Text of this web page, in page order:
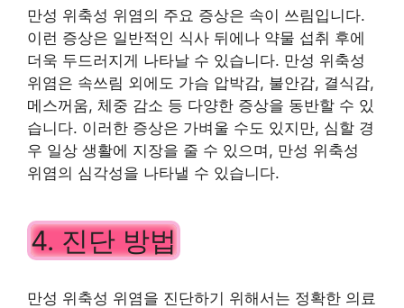
만성 위축성 위염의 주요 증상은 속이 쓰림입니다.
이런 증상은 일반적인 식사 뒤에나 약물 섭취 후에
더욱 두드러지게 나타날 수 있습니다. 만성 위축성
위염은 속쓰림 외에도 가슴 압박감, 불안감, 결식감,
메스꺼움, 체중 감소 등 다양한 증상을 동반할 수 있
습니다. 이러한 증상은 가벼울 수도 있지만, 심할 경
우 일상 생활에 지장을 줄 수 있으며, 만성 위축성
위염의 심각성을 나타낼 수 있습니다.
4. 진단 방법
만성 위축성 위염을 진단하기 위해서는 정확한 의료